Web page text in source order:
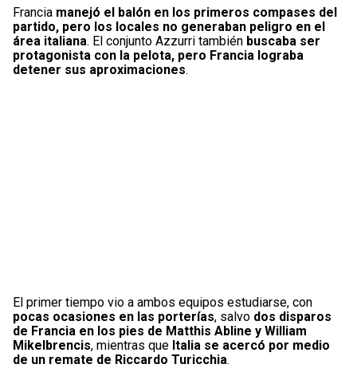
Francia manejó el balón en los primeros compases del
partido, pero los locales no generaban peligro en el
área italiana. El conjunto Azzurri también buscaba ser
protagonista con la pelota, pero Francia lograba
detener sus aproximaciones.
El primer tiempo vio a ambos equipos estudiarse, con
pocas ocasiones en las porterías, salvo dos disparos
de Francia en los pies de Matthis Abline y William
Mikelbrencis, mientras que Italia se acercó por medio
de un remate de Riccardo Turicchia.